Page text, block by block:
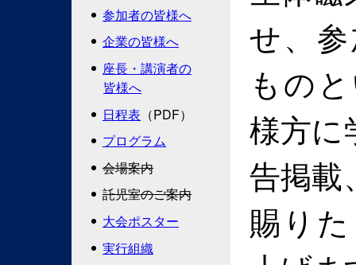
参加者の皆様へ
企業の皆様へ
座長・講演者の
皆様へ
日程表 （PDF）
プログラム
会場案内
託児室のご案内
大会ポスター
実行組織
せ、
もの
様方に
告掲載
賜り